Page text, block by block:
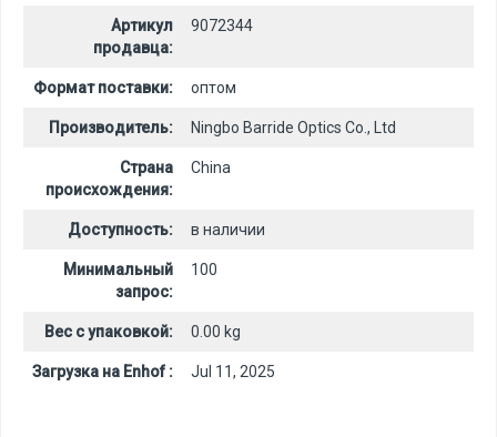
Артикул
продавца:
9072344
Формат поставки: оптом
Производитель: Ningbo Barride Optics Co., Ltd
Страна
происхождения:
China
Доступность: в наличии
Минимальный
запрос:
100
Вес с упаковкой: 0.00 kg
Загрузка на Enhof : Jul 11, 2025